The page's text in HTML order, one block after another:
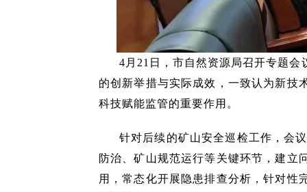
4月21日，市自然资源局召开专题
的创新举措与实际成效，一致认为新技
科技赋能监管的重要作用。
针对后续的矿山安全巡检工作，会
防治、矿山规范运行等关键环节，建立
用，常态化开展隐患排查分析，针对性